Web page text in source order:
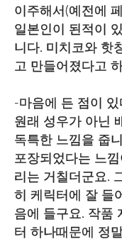
이주해서(예전에
일본인이 된적이
니다. 미치코와 핫
고 만들어졌다고
-마음에 든 점이
원래 성우가 아닌
독특한 느낌을 줍
포장되었다는 느
리는 거칠더군요.
히 케릭터에 잘 들
음에 들구요. 작품
터 하나때문에 정